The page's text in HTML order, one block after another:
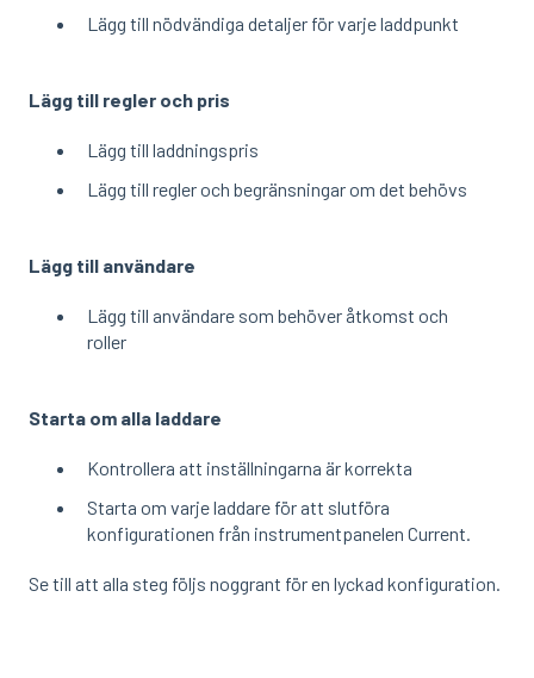
Lägg till nödvändiga detaljer för varje laddpunkt
Lägg till regler och pris
Lägg till laddningspris
Lägg till regler och begränsningar om det behövs
Lägg till användare
Lägg till användare som behöver åtkomst och
roller
Starta om alla laddare
Kontrollera att inställningarna är korrekta
Starta om varje laddare för att slutföra
konfigurationen från instrumentpanelen Current.
Se till att alla steg följs noggrant för en lyckad konfiguration.